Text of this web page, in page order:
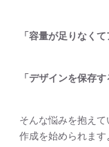
「容量が足りなく
「デザインを保存
そんな悩みを抱えて
作成を始められます